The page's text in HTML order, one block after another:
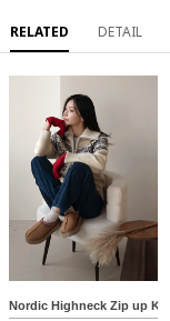
RELATED DETAIL
Nordic Highneck Zip up